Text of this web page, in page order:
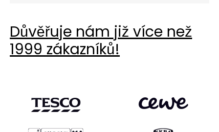
značení na straně serveru.
Důvěřuje nám již více než
1999 zákazníků!